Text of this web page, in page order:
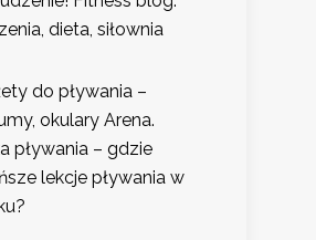
dieta, siłownia
do pływania –
okulary Arena.
pływania – gdzie
lekcje pływania w